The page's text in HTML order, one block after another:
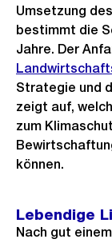
Umsetzung
bestimmt die
Jahre. Der
Strategie und
zeigt auf,
zum
können.
Lebendige
Nach gut